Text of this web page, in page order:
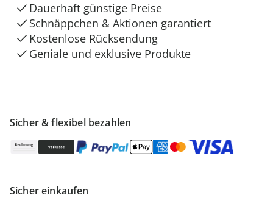
Sicher & flexibel bezahlen
Sicher einkaufen
Dauerhaft günstige Preise
Schnäppchen & Aktionen garantiert
Kostenlose Rücksendung
Geniale und exklusive Produkte